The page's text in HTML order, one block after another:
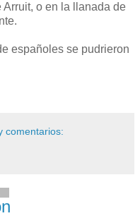
Arruit, o en la llanada de
españoles se pudrieron
comentarios: